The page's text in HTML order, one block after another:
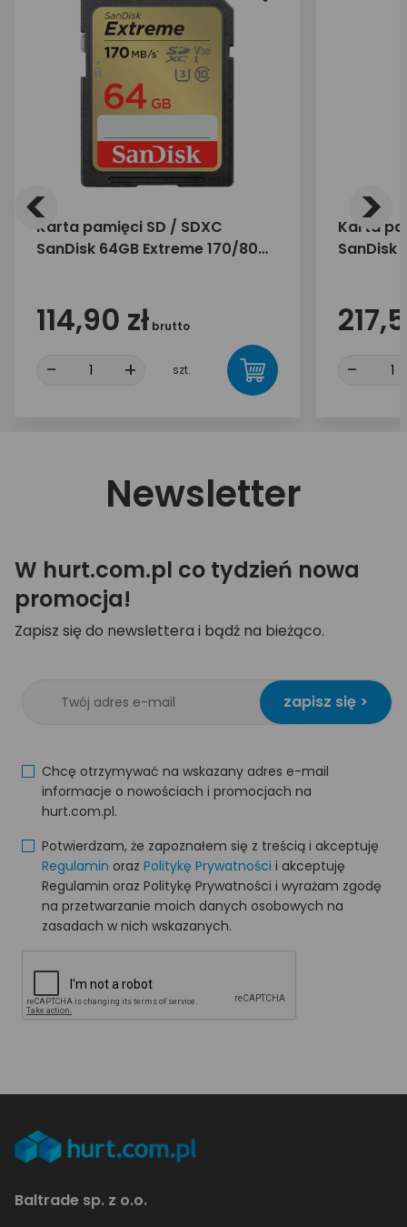
Karta pamięci SD / SDXC
SanDisk 64GB Extreme 170/80
114,90 zł brutto
- + szt.
Karta
SanDisk
-
< >
Newsletter
W hurt.com.pl co tydzień nowa
promocja!
Zapisz się do newslettera i bądź na bieżąco.
zapisz się >
Chcę otrzymywać na wskazany adres e-mail
informacje o nowościach i promocjach na
hurt.com.pl.
Potwierdzam, że zapoznałem się z treścią i akceptuję
Regulamin oraz Politykę Prywatności i akceptuję
Regulamin oraz Politykę Prywatności i wyrażam zgodę
na przetwarzanie moich danych osobowych na
zasadach w nich wskazanych.
Baltrade sp. z o.o.